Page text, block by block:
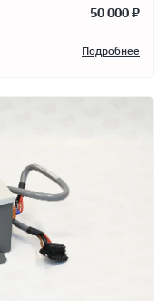
50 000 ₽
Подробнее